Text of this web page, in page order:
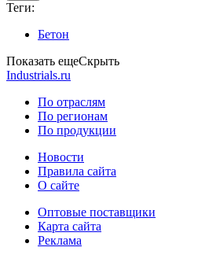
Теги:
Бетон
Показать ещеСкрыть
Industrials.ru
По отраслям
По регионам
По продукции
Новости
Правила сайта
О сайте
Оптовые поставщики
Карта сайта
Реклама